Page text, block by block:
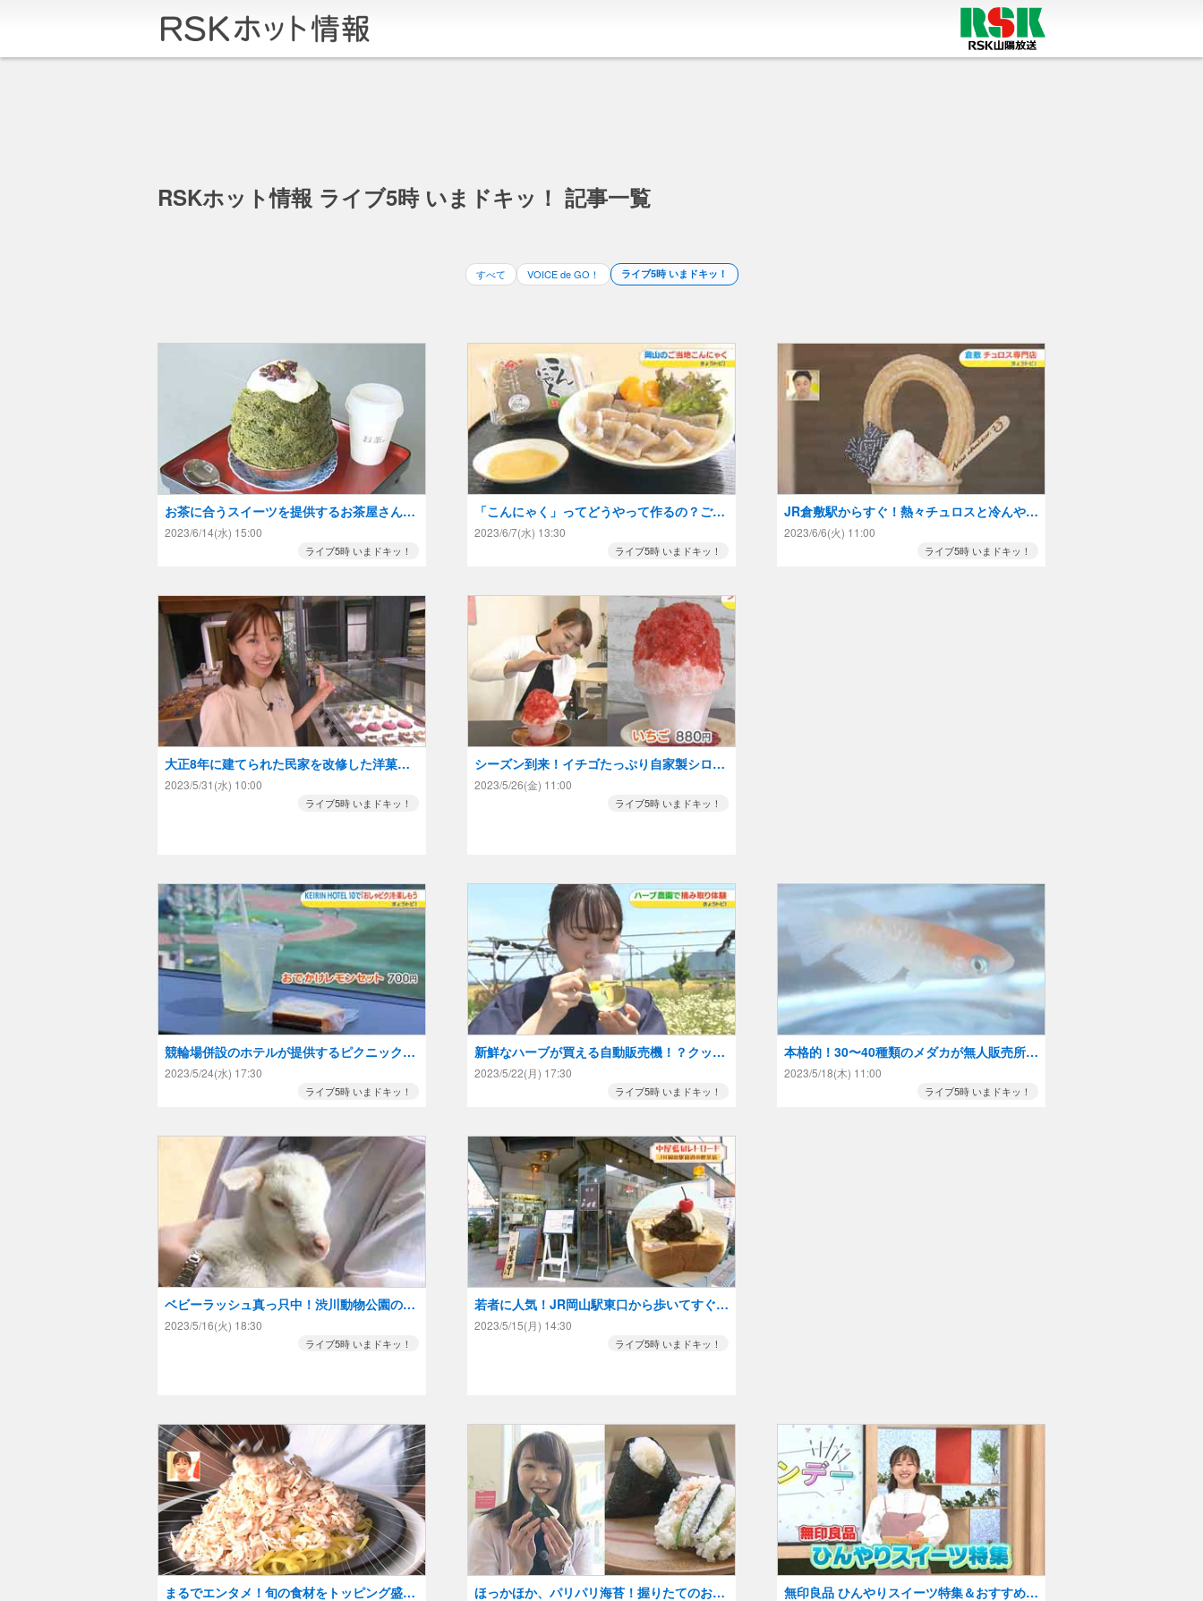
RSKホット情報 ライブ5時 いまドキッ！ 記事一覧
すべて VOICE de GO！ ライブ5時 いまドキッ！
お茶に合うスイーツを提供するお茶屋さんの
カフェ
2023/6/14(水) 15:00
ライブ5時 いまドキッ！
「こんにゃく」ってどうやって作るの？ご当
地こんにゃくを求めて和気町へ！
2023/6/7(水) 13:30
ライブ5時 いまドキッ！
JR倉敷駅からすぐ！熱々チュロスと冷んやり
チュロスが楽しめるチュロス専門店！
2023/6/6(火) 11:00
ライブ5時 いまドキッ！
大正8年に建てられた民家を改修した洋菓子
店で味わえる『特別感』とは！？
2023/5/31(水) 10:00
ライブ5時 いまドキッ！
シーズン到来！イチゴたっぷり自家製シロッ
プのふわふわかき氷
2023/5/26(金) 11:00
ライブ5時 いまドキッ！
競輪場併設のホテルが提供するピクニックセ
ットで「おしゃピク」を楽しもう！
2023/5/24(水) 17:30
ライブ5時 いまドキッ！
新鮮なハーブが買える自動販売機！？クッキ
ーやハーブティーも！
2023/5/22(月) 17:30
ライブ5時 いまドキッ！
本格的！30〜40種類のメダカが無人販売所で
買える！特徴のある品種紹介も！
2023/5/18(木) 11:00
ライブ5時 いまドキッ！
ベビーラッシュ真っ只中！渋川動物公園のか
わいい赤ちゃんを紹介！
2023/5/16(火) 18:30
ライブ5時 いまドキッ！
若者に人気！JR岡山駅東口から歩いてすぐ！
創業50年、美人親子が営む【喫茶in】
2023/5/15(月) 14:30
ライブ5時 いまドキッ！
まるでエンタメ！旬の食材をトッピング盛り
ほっかほか、パリパリ海苔！握りたてのおに
無印良品 ひんやりスイーツ特集＆おすすめア